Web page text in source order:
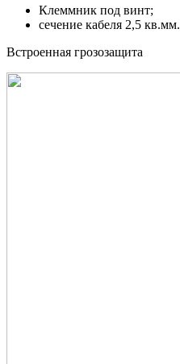
Клеммник под винт;
сечение кабеля 2,5 кв.мм.
Встроенная грозозащита